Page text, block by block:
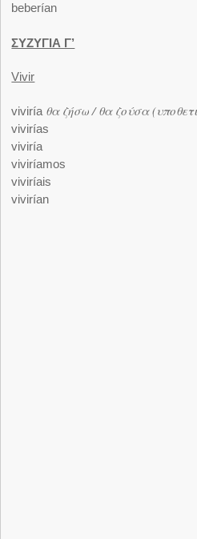
beberían
ΣΥΖΥΓΙΑ Γ’
Vivir
viviría θα ζήσω / θα ζούσα
vivirías
viviría
viviríamos
viviríais
vivirían